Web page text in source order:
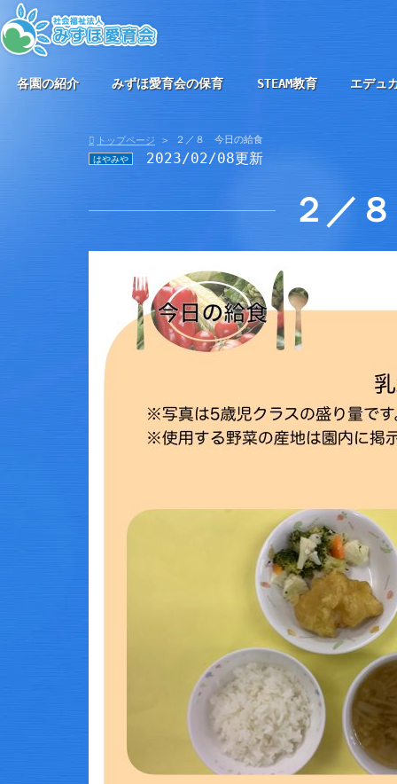
各園の紹介 みずほ愛育会の保育 STEAM教育 エデュ
トップページ ２／８ 今日の給食
はやみや 2023/02/08更新
２／